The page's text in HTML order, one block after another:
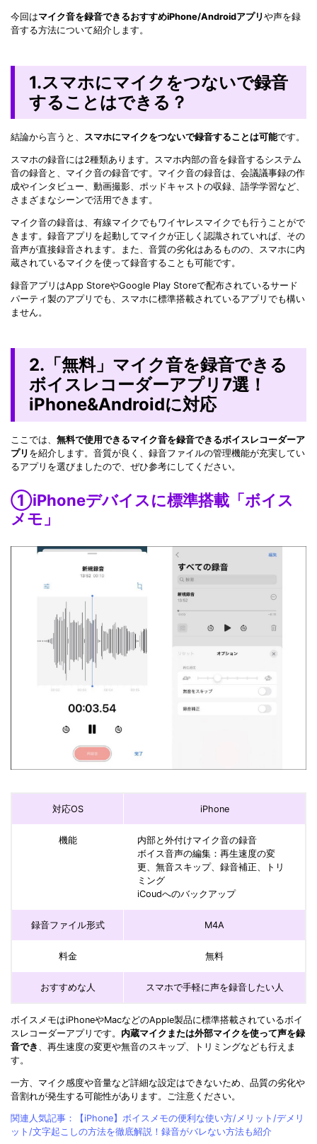
今回はマイク音を録音できるおすすめiPhone/Androidアプリや声を録
音する方法について紹介します。
1.スマホにマイクをつないで録音
することはできる？
結論から言うと、 スマホにマイクをつないで録音することは可能です。
スマホの録音には2種類あります。スマホ内部の音を録音するシステム
音の録音と、マイク音の録音です。マイク音の録音は、会議議事録の作
成やインタビュー、動画撮影、ポッドキャストの収録、語学学習など、
さまざまなシーンで活用できます。
マイク音の録音は、有線マイクでもワイヤレスマイクでも行うことがで
きます。録音アプリを起動してマイクが正しく認識されていれば、その
音声が直接録音されます。また、音質の劣化はあるものの、スマホに内
蔵されているマイクを使って録音することも可能です。
録音アプリはApp StoreやGoogle Play Storeで配布されているサード
パーティ製のアプリでも、スマホに標準搭載されているアプリでも構い
ません。
2.「無料」マイク音を録音できる
ボイスレコーダーアプリ7選！
iPhone&Androidに対応
ここでは、 無料で使用できるマイク音を録音できるボイスレコーダーア
プリ を紹介します。音質が良く、録音ファイルの管理機能が充実してい
るアプリを選びましたので、ぜひ参考にしてください。
①iPhoneデバイスに標準搭載「ボイス
メモ」
対応OS iPhone
機能
内部と外付けマイク音の録音
ボイス音声の編集：再生速度の変
更、無音スキップ、録音補正、トリ
ミング
iCoudへのバックアップ
録音ファイル形式 M4A
料金 無料
おすすめな人 スマホで手軽に声を録音したい人
ボイスメモはiPhoneやMacなどのApple製品に標準搭載されているボイ
スレコーダーアプリです。 内蔵マイクまたは外部マイクを使って声を録
音でき
、再生速度の変更や無音のスキップ、トリミングなども行えま
す。
一方、マイク感度や音量など詳細な設定はできないため、品質の劣化や
音割れが発生する可能性があります。ご注意ください。
関連人気記事：【iPhone】ボイスメモの便利な使い方/メリット/デメリ
ット/文字起こしの方法を徹底解説！録音がバレない方法も紹介